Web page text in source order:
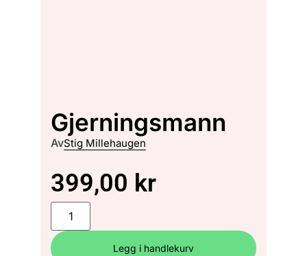
Gjerningsmann
AvStig Millehaugen
399,00 kr
Legg i handlekurv